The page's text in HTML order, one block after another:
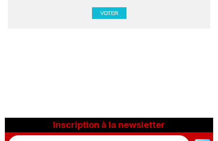
Inscription à la newsletter